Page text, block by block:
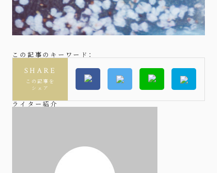
この記事のキーワード：
SHARE
この記事を
シェア
ライター紹介